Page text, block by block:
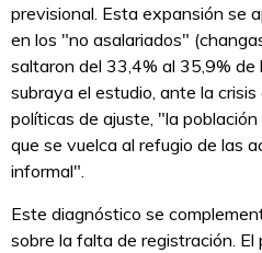
previsional. Esta expansión se
en los "no asalariados"
saltaron del 33,4% al 35,9% de
subraya el estudio, ante la
políticas de ajuste, "la
que se vuelca al refugio de las
informal".
Este diagnóstico se
sobre la falta de registración.